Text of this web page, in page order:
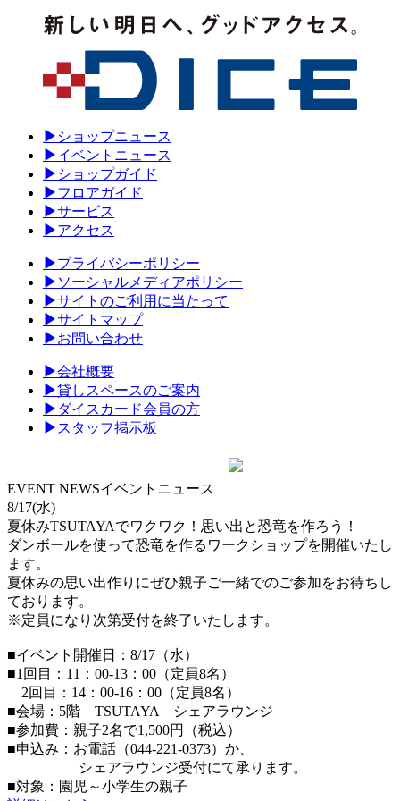
▶ ショップニュース
▶イベントニュース
▶ ショップガイド
▶フロアガイド
▶サービス
▶アクセス
▶プライバシーポリシー
▶ ソーシャルメディアポリシー
▶サイトのご利用に当たって
▶サイトマップ
▶お問い合わせ
▶会社概要
▶貸しスペースのご案内
▶ ダイスカード会員の方
▶ スタッフ掲示板
EVENT NEWSイベントニュース
8/17(水)
夏休みTSUTAYAでワクワク！思い出と恐竜を作ろう！
ダンボールを使って恐竜を作るワークショップを開催いたし
ます。
夏休みの思い出作りにぜひ親子ご一緒でのご参加をお待ちし
ております。
※定員になり次第受付を終了いたします。
■イベント開催日：8/17（水）
■1回目：11：00-13：00（定員8名）
2回目：14：00-16：00（定員8名）
■会場：5階 TSUTAYA シェアラウンジ
■参加費：親子2名で1,500円（税込）
■申込み：お電話（044-221-0373）か、
シェアラウンジ受付にて承ります。
■対象：園児～小学生の親子